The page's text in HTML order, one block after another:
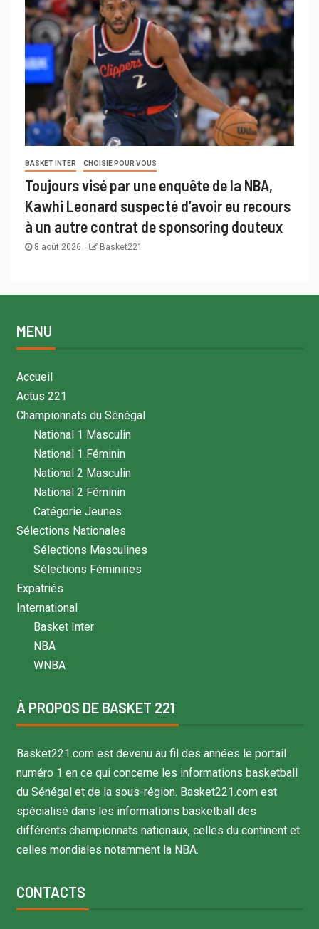
BASKET INTER CHOISIE POUR VOUS
Toujours visé par une enquête de la NBA,
Kawhi Leonard suspecté d’avoir eu recours
à un autre contrat de sponsoring douteux
8 août 2026 Basket221
MENU
Accueil
Actus 221
Championnats du Sénégal
National 1 Masculin
National 1 Féminin
National 2 Masculin
National 2 Féminin
Catégorie Jeunes
Sélections Nationales
Sélections Masculines
Sélections Féminines
Expatriés
International
Basket Inter
NBA
WNBA
À PROPOS DE BASKET 221
Basket221.com est devenu au fil des années le portail
numéro 1 en ce qui concerne les informations basketball
du Sénégal et de la sous-région. Basket221.com est
spécialisé dans les informations basketball des
différents championnats nationaux, celles du continent et
celles mondiales notamment la NBA.
CONTACTS